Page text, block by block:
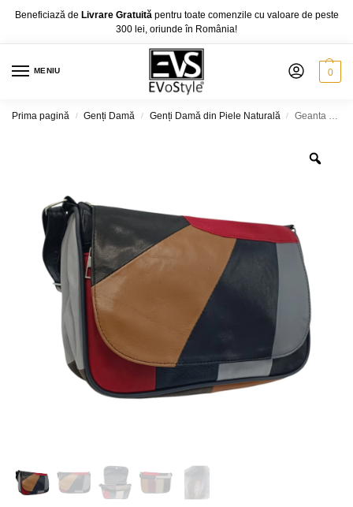
Beneficiază de Livrare Gratuită pentru toate comenzile cu valoare de peste
300 lei, oriunde în România!
MENIU 0
Prima pagină / Genți Damă / Genți Damă din Piele Naturală / Geanta Dama Unicat Lucia R45X-31, Piele Naturală, Multicolor